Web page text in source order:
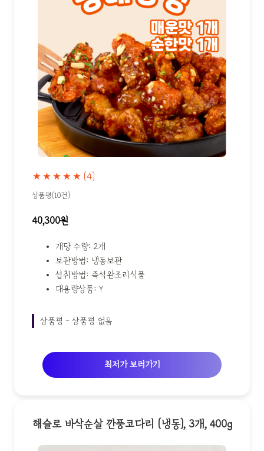
★★★★★ (4)
상품평(10건)
40,300원
개당 수량: 2개
보관방법: 냉동보관
섭취방법: 즉석완조리식품
대용량상품: Y
상품평 - 상품평 없음
최저가 보러가기
해슬로 바삭순살 깐풍코다리 (냉동), 3개, 400g